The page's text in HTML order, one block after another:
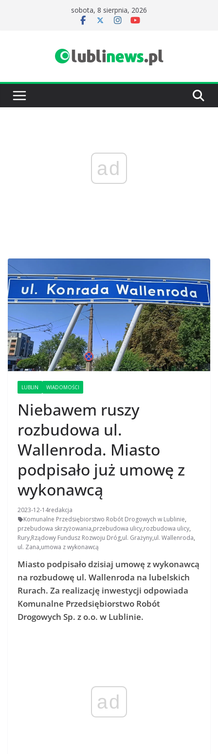
sobota, 8 sierpnia, 2026
ad
LUBLIN WIADOMOŚCI
Niebawem ruszy
rozbudowa ul.
Wallenroda. Miasto
podpisało już umowę z
wykonawcą
2023-12-14redakcja
Komunalne Przedsiębiorstwo Robót Drogowych w Lublinie,
przebudowa skrzyżowania,przebudowa ulicy,rozbudowa ulicy,
Rury,Rządowy Fundusz Rozwoju Dróg,ul. Grażyny,ul. Wallenroda,
ul. Zana,umowa z wykonawcą
Miasto podpisało dzisiaj umowę z wykonawcą
na rozbudowę ul. Wallenroda na lubelskich
Rurach. Za realizację inwestycji odpowiada
Komunalne Przedsiębiorstwo Robót
Drogowych Sp. z o.o. w Lublinie.
ad